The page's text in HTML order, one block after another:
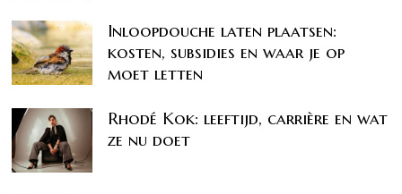
Inloopdouche laten plaatsen:
kosten, subsidies en waar je op
moet letten
Rhodé Kok: leeftijd, carrière en wat
ze nu doet